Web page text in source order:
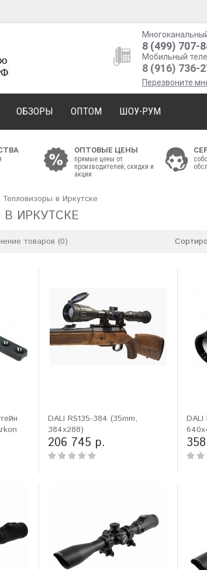
8 (499) 707-
Мобильный
8 (916) 736-
Перезвоните
ОБЗОРЫ ОПТОМ ШОУ-РУМ
ОПТОВЫЕ ЦЕНЫ
прямые цены от
производителей, скидки и
акции
Тепловизоры в Иркутске
ИРКУТСКЕ
товаров (0)
DALI RS135-384 (35mm,
384x288)
206 745 р.
DALI